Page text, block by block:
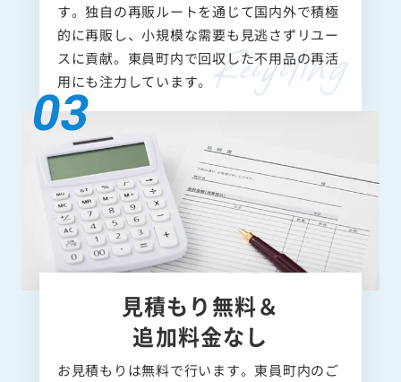
す。独自の再販ルートを通じて国内外で積極
的に再販し、小規模な需要も見逃さずリユー
スに貢献。東員町内で回収した不用品の再活
用にも注力しています。
見積もり無料＆
追加料金なし
お見積もりは無料で行います。東員町内のご